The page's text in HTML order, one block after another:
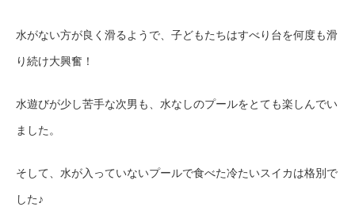
水がない方が良く滑るようで、子どもたちはすべり台を何度も滑
り続け大興奮！
水遊びが少し苦手な次男も、水なしのプールをとても楽しんでい
ました。
そして、水が入っていないプールで食べた冷たいスイカは格別で
した♪